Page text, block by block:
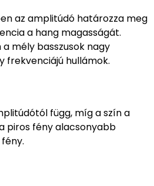
az amplitúdó határozza meg
a hang magasságát.
mély basszusok nagy
frekvenciájú hullámok.
függ, míg a szín a
piros fény alacsonyabb